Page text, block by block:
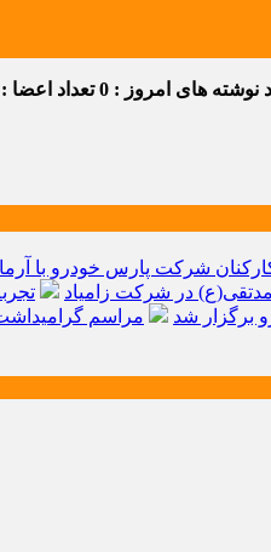
نوشته های امروز : 0 تعداد اعضا : 36
شرکت پارس خودرو با
در شرکت زامیاد
برگزار شد مراسم